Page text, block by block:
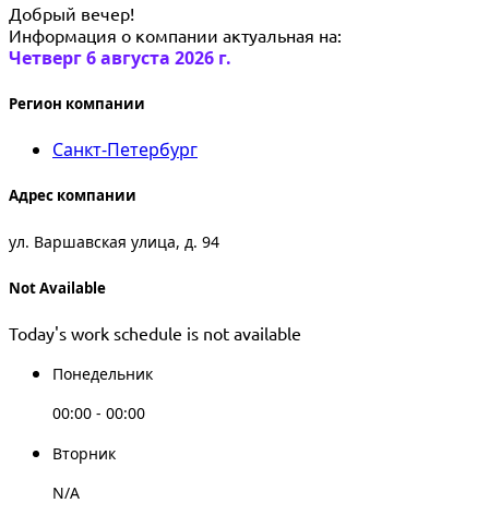
Добрый вечер!
Информация о компании актуальная на:
Четверг 6 августа 2026 г.
Регион компании
Санкт-Петербург
Адрес компании
ул. Варшавская улица, д. 94
Not Available
Today's work schedule is not available
Понедельник
00:00 - 00:00
Вторник
N/A